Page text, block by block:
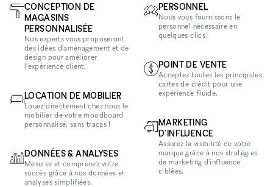
CONCEPTION DE
MAGASINS
PERSONNALISÉE
Nos experts vous proposeront
des idées d'aménagement et de
design pour améliorer
l'expérience client.
LOCATION DE MOBILIER
Louez directement chez nous le
mobilier de votre moodboard
personnalisé, sans tracas !
DONNÉES & ANALYSES
Mesurez et comprenez votre
succès grâce à nos données et
analyses simplifiées.
PERSONNEL
Nous vous fournissons le
personnel nécessaire en
quelques clics.
POINT DE VENTE
Acceptez toutes les principales
cartes de crédit pour une
expérience fluide.
MARKETING
D'INFLUENCE
Assurez la visibilité de votre
marque grâce à nos stratégies
de marketing d'influence
ciblées.